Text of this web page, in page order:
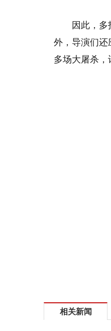
因此，
外，导演们还
多场大屠杀，
相关新闻